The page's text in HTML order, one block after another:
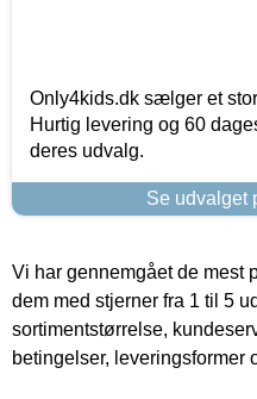
Only4kids.dk sælger et
Hurtig levering og 60
deres udvalg.
Se udvalget
Vi har gennemgået de mest
dem med stjerner fra 1 til 5
sortimentstørrelse,
betingelser, leveringsformer